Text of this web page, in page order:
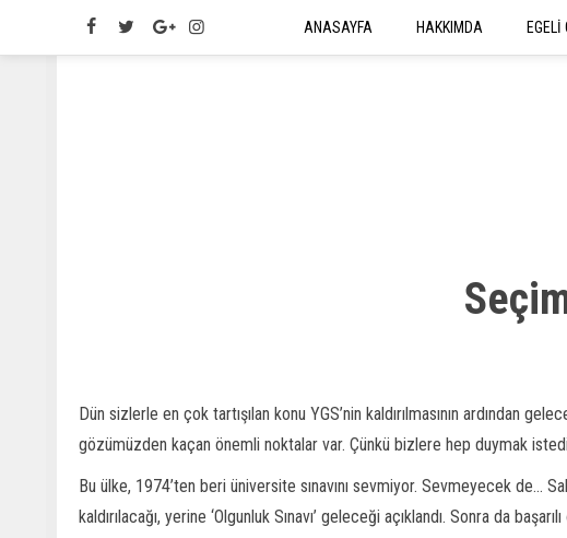
ANASAYFA HAKKIMDA EGELİ
Dün sizlerle en çok tartışılan konu YGS’nin kaldırılmasının ardından
gözümüzden kaçan önemli noktalar var. Çünkü bizlere hep duymak
Bu ülke, 1974’ten beri üniversite sınavını sevmiyor. Sevmeyecek de...
kaldırılacağı, yerine ‘Olgunluk Sınavı’ geleceği açıklandı. Sonra da